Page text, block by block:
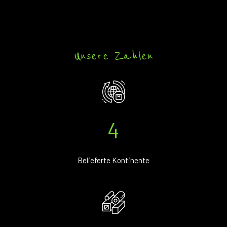
Unsere Zahlen
4
Belieferte Kontinente